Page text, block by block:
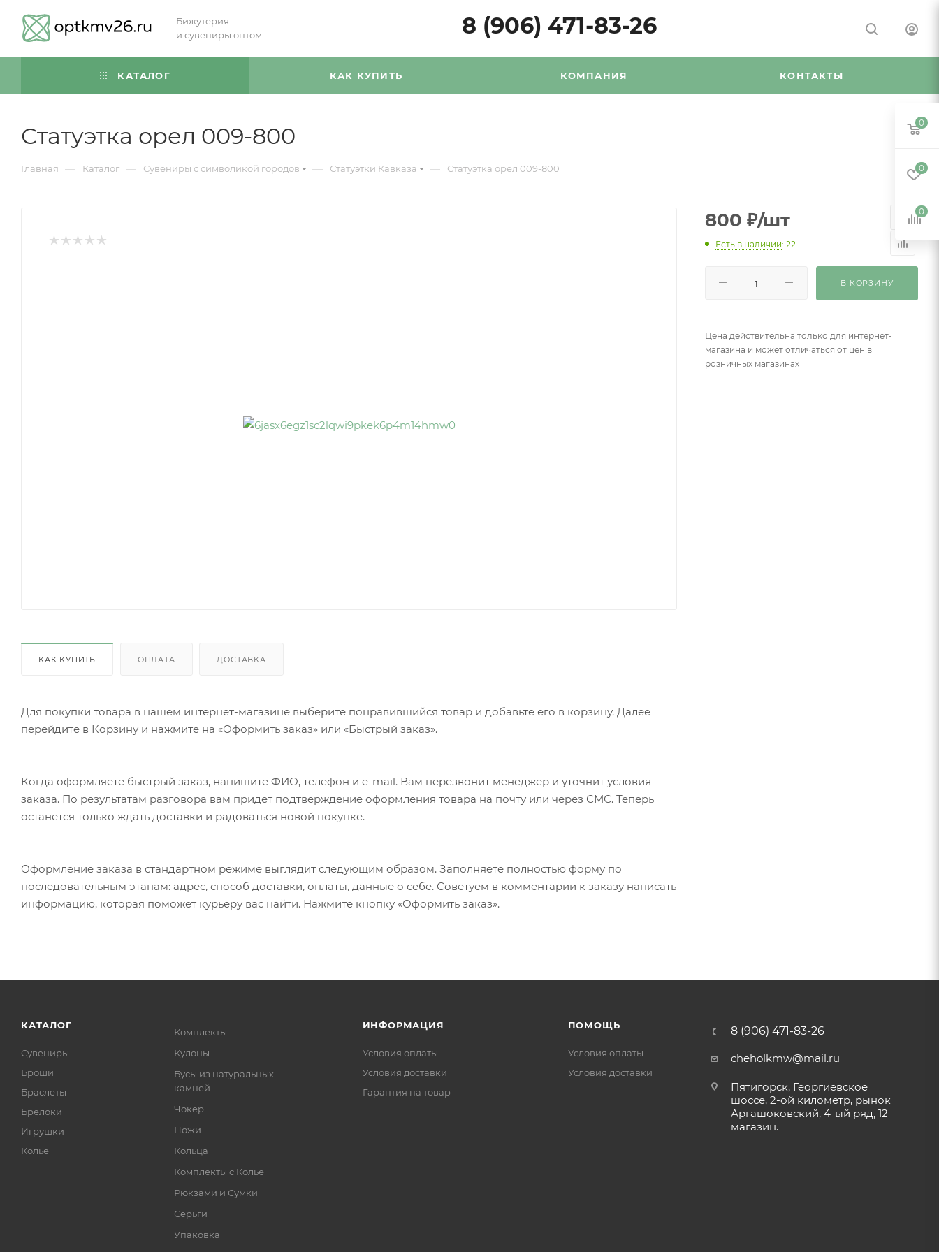
Бижутерия
и сувениры оптом
8 (906) 471-83-26
КАТАЛОГ КАК КУПИТЬ КОМПАНИЯ КОНТАКТЫ
Статуэтка орел 009-800
Главная — Каталог — Сувениры с символикой городов — Статуэтки Кавказа — Статуэтка орел 009-800
КАК КУПИТЬ ОПЛАТА ДОСТАВКА
Для покупки товара в нашем интернет-магазине выберите понравившийся товар и добавьте его в корзину. Далее
перейдите в Корзину и нажмите на «Оформить заказ» или «Быстрый заказ».
Когда оформляете быстрый заказ, напишите ФИО, телефон и e-mail. Вам перезвонит менеджер и уточнит условия
заказа. По результатам разговора вам придет подтверждение оформления товара на почту или через СМС. Теперь
останется только ждать доставки и радоваться новой покупке.
Оформление заказа в стандартном режиме выглядит следующим образом. Заполняете полностью форму по
последовательным этапам: адрес, способ доставки, оплаты, данные о себе. Советуем в комментарии к заказу написать
информацию, которая поможет курьеру вас найти. Нажмите кнопку «Оформить заказ».
800 ₽/шт
Есть в наличии: 22
В КОРЗИНУ
Цена действительна только для интернет-
магазина и может отличаться от цен в
розничных магазинах
КАТАЛОГ
Сувениры
Броши
Браслеты
Брелоки
Игрушки
Колье
Комплекты
Кулоны
Бусы из натуральных
камней
Чокер
Ножи
Кольца
Комплекты с Колье
Рюкзами и Сумки
Серьги
Упаковка
ИНФОРМАЦИЯ
Условия оплаты
Условия доставки
Гарантия на товар
ПОМОЩЬ
Условия оплаты
Условия доставки
8 (906) 471-83-26
cheholkmw@mail.ru
Пятигорск, Георгиевское
шоссе, 2-ой километр, рынок
Аргашоковский, 4-ый ряд, 12
магазин.
0
0
0